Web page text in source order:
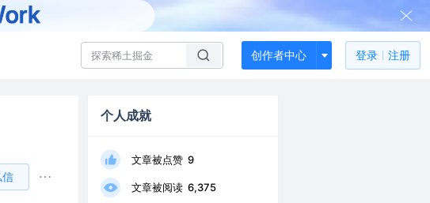
创作者中心 登录 注册
信
个人成就
文章被点赞 9
文章被阅读 6,375